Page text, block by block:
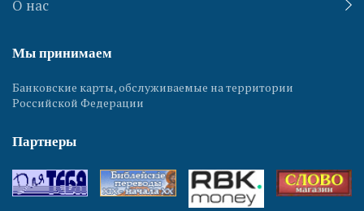
О нас
Мы принимаем
Банковские карты, обслуживаемые на территории
Российской Федерации
Партнеры